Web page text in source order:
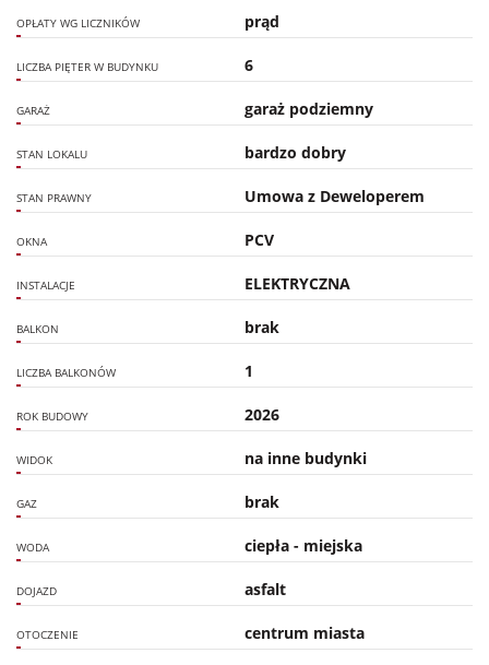
OPŁATY WG LICZNIKÓW prąd
LICZBA PIĘTER W BUDYNKU 6
GARAŻ garaż podziemny
STAN LOKALU bardzo dobry
STAN PRAWNY Umowa z Deweloperem
OKNA PCV
INSTALACJE ELEKTRYCZNA
BALKON brak
LICZBA BALKONÓW 1
ROK BUDOWY 2026
WIDOK na inne budynki
GAZ brak
WODA ciepła - miejska
DOJAZD asfalt
OTOCZENIE centrum miasta